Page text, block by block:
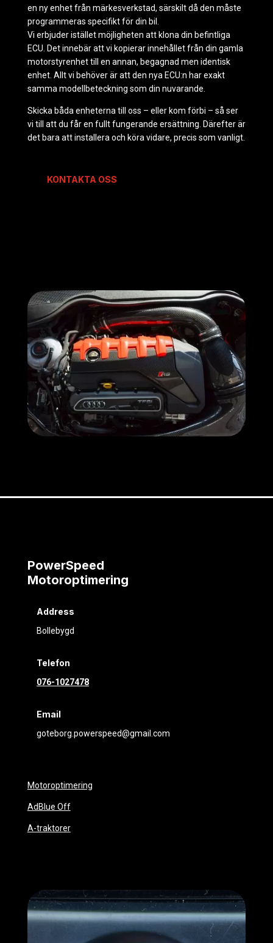
en ny enhet från märkesverkstad, särskilt då den måste
programmeras specifikt för din bil.
Vi erbjuder istället möjligheten att klona din befintliga
ECU. Det innebär att vi kopierar innehållet från din gamla
motorstyrenhet till en annan, begagnad men identisk
enhet. Allt vi behöver är att den nya ECU:n har exakt
samma modellbeteckning som din nuvarande.
Skicka båda enheterna till oss – eller kom förbi – så ser
vi till att du får en fullt fungerande ersättning. Därefter är
det bara att installera och köra vidare, precis som vanligt.
KONTAKTA OSS
PowerSpeed
Motoroptimering
Address
Bollebygd
Telefon
076-1027478
Email
goteborg.powerspeed@gmail.com
Motoroptimering
AdBlue Off
A-traktorer